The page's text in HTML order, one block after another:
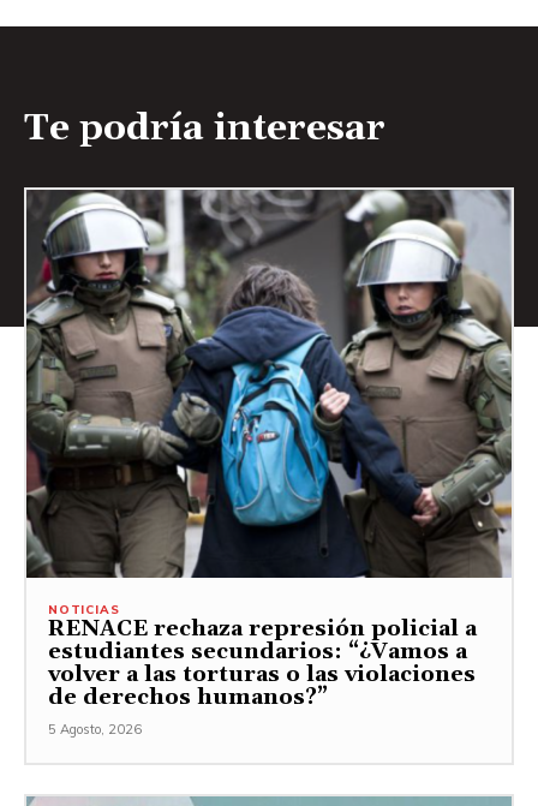
Te podría interesar
NOTICIAS
RENACE rechaza represión policial a
estudiantes secundarios: “¿Vamos a
volver a las torturas o las violaciones
de derechos humanos?”
5 Agosto, 2026